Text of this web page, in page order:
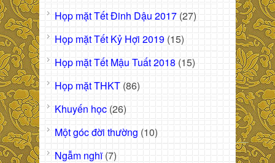
Họp mặt Tết Đinh Dậu 2017 (27)
Họp mặt Tết Kỷ Hợi 2019 (15)
Họp mặt Tết Mậu Tuất 2018 (15)
Họp mặt THKT (86)
Khuyến học (26)
Một góc đời thường (10)
Ngẫm nghĩ(7)